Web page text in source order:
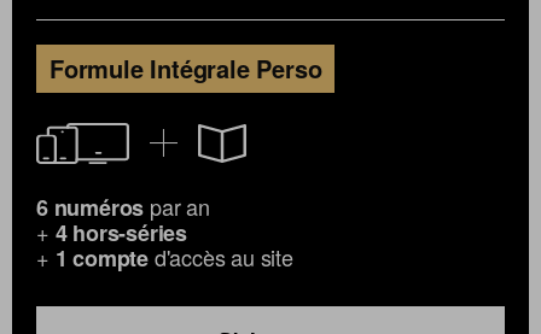
Formule Intégrale Perso
6 numéros par an
+ 4 hors-séries
+ 1 compted'accès au site